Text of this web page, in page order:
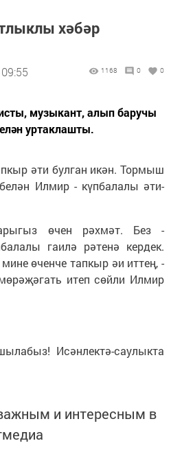
хәбәр
1168 0 0
музыкант, алып баручы
уртаклашты.
әти булган икән. Тормыш
Илмир - күпбалалы әти-
өчен рәхмәт. Без -
гаилә рәтенә кердек.
өченче тапкыр әи иттең, -
итеп сөйли Илмир
Исәнлектә-саулыкта
и интересным в